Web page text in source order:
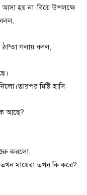
হয় না।বিয়ে উপলক্ষে
গলায় বলল,
মিষ্টি হাসি
আছে?
শুরু করলো,
মায়েরা তখন কি করে?